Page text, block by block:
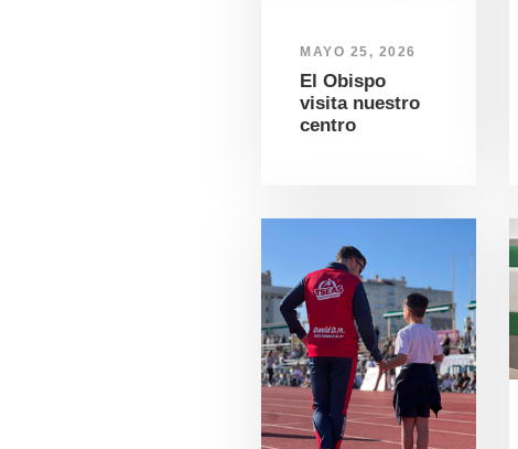
MAYO 25, 2026
El Obispo
visita nuestro
centro